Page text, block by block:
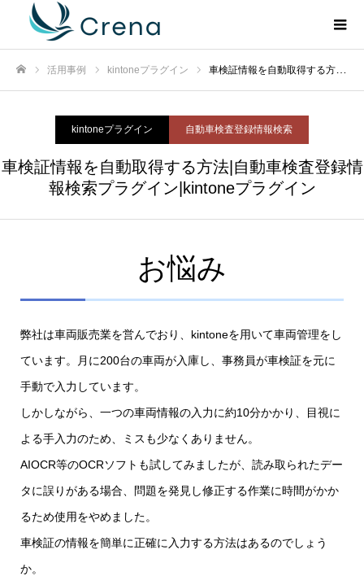
活用事例 kintoneプラグイン 車検証情報を自動取得する方法|自動車検査登録情報検索プラグイン|kintoneプラグイン
kintoneプラグイン 自動車検査登録情報検索
車検証情報を自動取得する方法|自動車検査登録情
報検索プラグイン|kintoneプラグイン
お悩み
弊社は車両販売業を営んでおり、kintoneを用いて車両管理をし
ています。月に200台の車両が入庫し、事務員が車検証を元に
手動で入力しています。
しかしながら、一つの車両情報の入力に約10分かかり、目視に
よる手入力のため、ミスも少なくありません。
AIOCR等のOCRソフトも試してみましたが、読み取られたデー
タに誤りがある場合、問題を発見し修正する作業に時間がかか
るため使用をやめました。
車検証の情報を簡単に正確に入力する方法はあるのでしょう
か。